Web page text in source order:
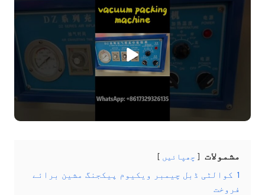
مشمولات چھپائیں
1 کوالٹی ڈبل چیمبر ویکیوم پیکجنگ مشین برائے
فروخت